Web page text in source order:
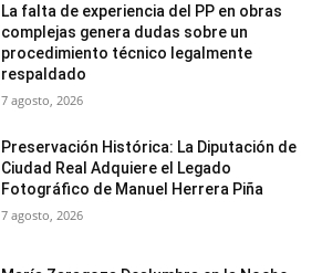
La falta de experiencia del PP en obras
complejas genera dudas sobre un
procedimiento técnico legalmente
respaldado
7 agosto, 2026
Preservación Histórica: La Diputación de
Ciudad Real Adquiere el Legado
Fotográfico de Manuel Herrera Piña
7 agosto, 2026